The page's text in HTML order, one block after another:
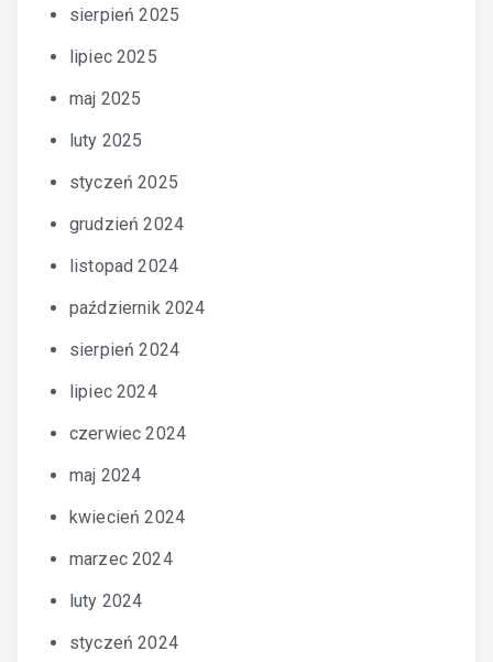
sierpień 2025
lipiec 2025
maj 2025
luty 2025
styczeń 2025
grudzień 2024
listopad 2024
październik 2024
sierpień 2024
lipiec 2024
czerwiec 2024
maj 2024
kwiecień 2024
marzec 2024
luty 2024
styczeń 2024